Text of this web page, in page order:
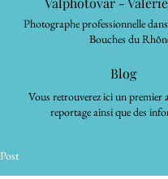
Photographe professionnelle
Bouches du
Blog
Vous retrouverez ici un premier
reportage ainsi que des
Post